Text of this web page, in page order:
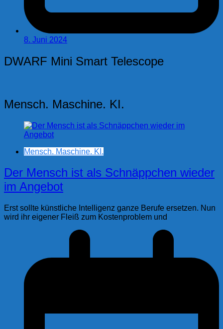
8. Juni 2024
DWARF Mini Smart Telescope
Mensch. Maschine. KI.
Mensch. Maschine. KI.
Der Mensch ist als Schnäppchen wieder
im Angebot
Erst sollte künstliche Intelligenz ganze Berufe ersetzen. Nun
wird ihr eigener Fleiß zum Kostenproblem und